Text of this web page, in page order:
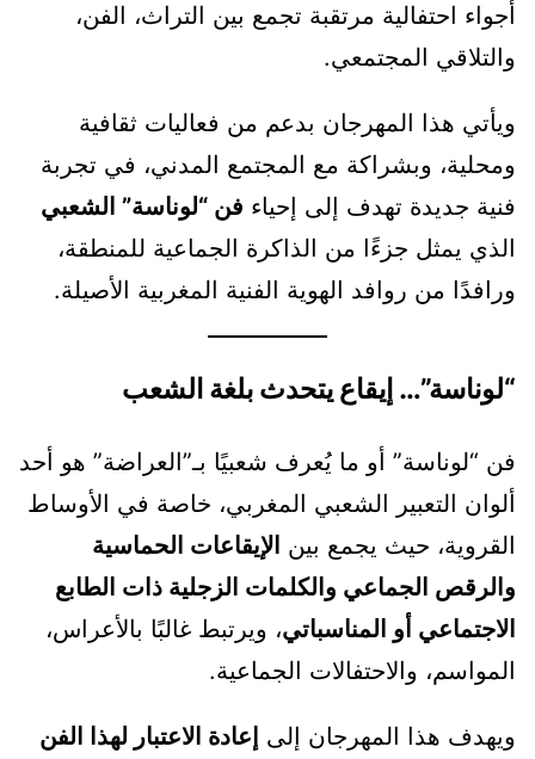
أجواء احتفالية مرتقبة تجمع بين التراث، الفن،
والتلاقي المجتمعي.
ويأتي هذا المهرجان بدعم من فعاليات ثقافية
ومحلية، وبشراكة مع المجتمع المدني، في تجربة
فنية جديدة تهدف إلى إحياء فن “لوناسة” الشعبي
الذي يمثل جزءًا من الذاكرة الجماعية للمنطقة،
ورافدًا من روافد الهوية الفنية المغربية الأصيلة.
“لوناسة”… إيقاع يتحدث بلغة الشعب
فن “لوناسة” أو ما يُعرف شعبيًا بـ”العراضة” هو أحد
ألوان التعبير الشعبي المغربي، خاصة في الأوساط
القروية، حيث يجمع بين الإيقاعات الحماسية
والرقص الجماعي والكلمات الزجلية ذات الطابع
الاجتماعي أو المناسباتي، ويرتبط غالبًا بالأعراس،
المواسم، والاحتفالات الجماعية.
ويهدف هذا المهرجان إلى إعادة الاعتبار لهذا الفن